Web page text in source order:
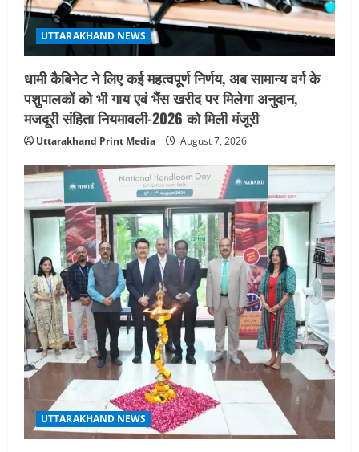
5
UTTARAKHAND NEWS
मिस उत्तराखंड 2026 के सब-कॉन्टेस्ट ‘मिस
ब्यूटीफुल आइज़’ एवं ‘मिस ब्यूटीफुल हेयर’ का
आयोजन
August 5, 2026
UTTARAKHAND NEWS
धामी कैबिनेट ने लिए कई महत्वपूर्ण निर्णय, अब सामान्य वर्ग के
पशुपालकों को भी गाय एवं भैंस खरीद पर मिलेगा अनुदान,
मजदूरी संहिता नियमावली-2026 को मिली मंजूरी
Uttarakhand Print Media August 7, 2026
UTTARAKHAND NEWS